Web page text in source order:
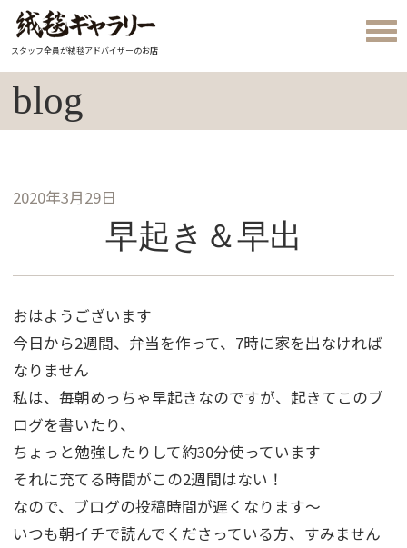
スタッフ全員が絨毯アドバイザーのお店
blog
2020年3月29日
早起き＆早出
おはようございます
今日から2週間、弁当を作って、7時に家を出なければ
なりません
私は、毎朝めっちゃ早起きなのですが、起きてこのブ
ログを書いたり、
ちょっと勉強したりして約30分使っています
それに充てる時間がこの2週間はない！
なので、ブログの投稿時間が遅くなります～
いつも朝イチで読んでくださっている方、すみません